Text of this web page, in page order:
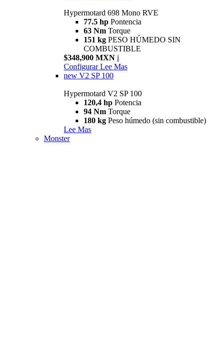
Hypermotard 698 Mono RVE
77.5 hp Pontencia
63 Nm Torque
151 kg PESO HÚMEDO SIN
COMBUSTIBLE
$348,900 MXN i
Configurar Lee Mas
new V2 SP 100
Hypermotard V2 SP 100
120,4 hp Potencia
94 Nm Torque
180 kg Peso húmedo (sin combustible)
Lee Mas
Monster